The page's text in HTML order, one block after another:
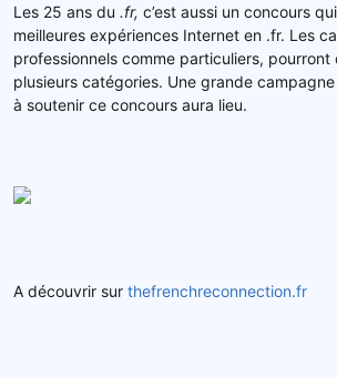
Les 25 ans du .fr, c’est aussi un concours
meilleures expériences Internet en .fr. Les
professionnels comme particuliers, pourront
plusieurs catégories. Une grande
à soutenir ce concours aura lieu.
A découvrir sur thefrenchreconnection.fr